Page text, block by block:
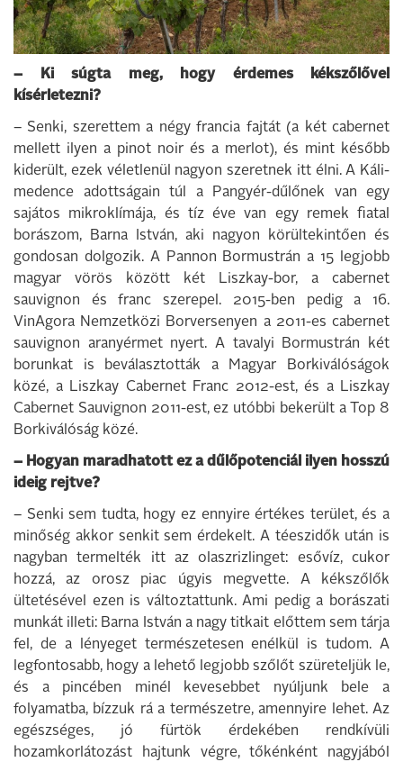
– Ki súgta meg, hogy érdemes kékszőlővel
kísérletezni?
– Senki, szerettem a négy francia fajtát (a két cabernet
mellett ilyen a pinot noir és a merlot), és mint később
kiderült, ezek véletlenül nagyon szeretnek itt élni. A Káli-
medence adottságain túl a Pangyér-dűlőnek van egy
sajátos mikroklímája, és tíz éve van egy remek fiatal
borászom, Barna István, aki nagyon körültekintően és
gondosan dolgozik. A Pannon Bormustrán a 15 legjobb
magyar vörös között két Liszkay-bor, a cabernet
sauvignon és franc szerepel. 2015-ben pedig a 16.
VinAgora Nemzetközi Borversenyen a 2011-es cabernet
sauvignon aranyérmet nyert. A tavalyi Bormustrán két
borunkat is beválasztották a Magyar Borkiválóságok
közé, a Liszkay Cabernet Franc 2012-est, és a Liszkay
Cabernet Sauvignon 2011-est, ez utóbbi bekerült a Top 8
Borkiválóság közé.
– Hogyan maradhatott ez a dűlőpotenciál ilyen hosszú
ideig rejtve?
– Senki sem tudta, hogy ez ennyire értékes terület, és a
minőség akkor senkit sem érdekelt. A téeszidők után is
nagyban termelték itt az olaszrizlinget: esővíz, cukor
hozzá, az orosz piac úgyis megvette. A kékszőlők
ültetésével ezen is változtattunk. Ami pedig a borászati
munkát illeti: Barna István a nagy titkait előttem sem tárja
fel, de a lényeget természetesen enélkül is tudom. A
legfontosabb, hogy a lehető legjobb szőlőt szüreteljük le,
és a pincében minél kevesebbet nyúljunk bele a
folyamatba, bízzuk rá a természetre, amennyire lehet. Az
egészséges, jó fürtök érdekében rendkívüli
hozamkorlátozást hajtunk végre, tőkénként nagyjából